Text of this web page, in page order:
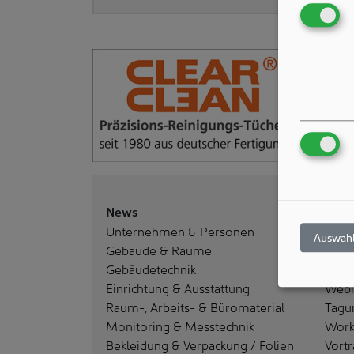
News
Unternehmen & Personen
Gebäude & Räume
Gebäudetechnik
Einrichtung & Ausstattung
Raum-, Arbeits- & Büromaterial
Monitoring & Messtechnik
Bekleidung & Verpackung / Folien